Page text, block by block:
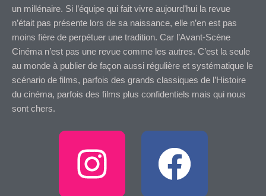
un millénaire. Si l’équipe qui fait vivre aujourd’hui la revue
n’était pas présente lors de sa naissance, elle n’en est pas
moins fière de perpétuer une tradition. Car l’Avant-Scène
Cinéma n’est pas une revue comme les autres. C’est la seule
au monde à publier de façon aussi régulière et systématique le
scénario de films, parfois des grands classiques de l’Histoire
du cinéma, parfois des films plus confidentiels mais qui nous
sont chers.
I
n
F
a